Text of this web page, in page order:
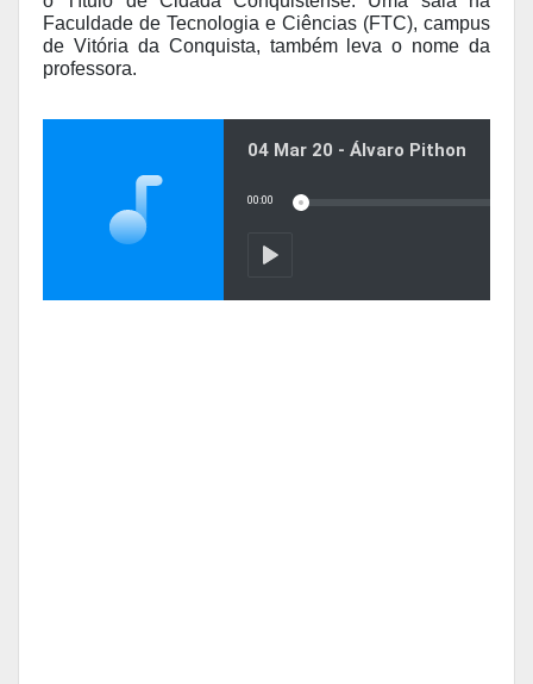
Faculdade de Tecnologia e Ciências (FTC), campus
de Vitória da Conquista, também leva o nome da
professora.